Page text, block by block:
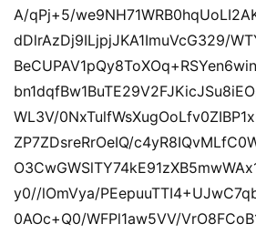
A/qPj+5/
dDlrAzDj9ILjpjJKA1ImuVcG329/
WL3V/
ZP7ZDsreRrOeIQ/
y0//lOmVya/
0AOc+Q0/WFPl1aw5VV/